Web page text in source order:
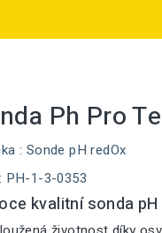
Ph Pro
: Sonde pH redOx
: PH-1-3-0353
kvalitní sonda pH